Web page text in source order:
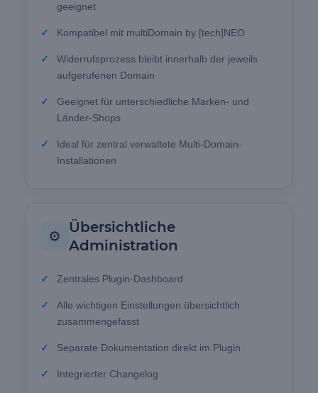
geeignet
Kompatibel mit multiDomain by [tech]NEO
Widerrufsprozess bleibt innerhalb der jeweils
aufgerufenen Domain
Geeignet für unterschiedliche Marken- und
Länder-Shops
Ideal für zentral verwaltete Multi-Domain-
Installationen
⚙️
Übersichtliche
Administration
Zentrales Plugin-Dashboard
Alle wichtigen Einstellungen übersichtlich
zusammengefasst
Separate Dokumentation direkt im Plugin
Integrierter Changelog